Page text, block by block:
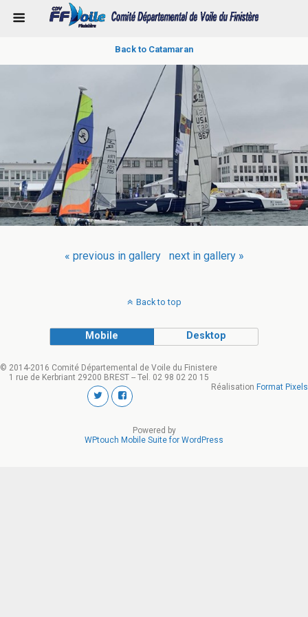
Back to Catamaran
« previous in gallery next in gallery »
Back to top
Mobile Desktop
© 2014-2016 Comité Départemental de Voile du Finistere
1 rue de Kerbriant 29200 BREST -- Tel. 02 98 02 20 15
Réalisation Format Pixels
Powered by
WPtouch Mobile Suite for WordPress